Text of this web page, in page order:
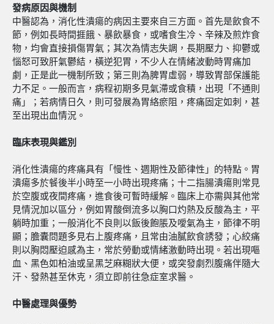
發病原因與機制
中醫認為，消化性潰瘍的病因主要來自三方面。首先是飲食不
節，例如長時間捱餓、暴飲暴食，或嗜食生冷、辛辣及煎炸食
物，均會直接損傷胃氣；其次為情志失調，長期壓力、抑鬱或
惱怒可致肝氣鬱結，橫逆犯胃，不少人在情緒波動時胃痛加
劇，正是此一機制所致；第三則為脾胃虛弱，導致胃部保護能
力不足。一般而言，病程初期多見氣滯或食積，出現「不通則
痛」；若病情日久，則可發展為胃絡瘀阻，疼痛固定如刺，甚
至出現出血情況。
臨床表現與鑑別
消化性潰瘍的疼痛具有「慢性、週期性及節律性」的特點。胃
潰瘍多於餐後半小時至一小時出現疼痛；十二指腸潰瘍則常見
於空腹或夜間疼痛，進食後可暫時緩解。臨床上亦需與其他常
見情況加以區分，例如胃酸倒流多以胸口灼熱及反酸為主，平
躺時加重；一般消化不良則以飯後飽脹及噯氣為主，節律不明
顯；膽囊問題多見右上腹疼痛，且常由油膩飲食誘發；心絞痛
則以胸悶壓迫感為主，常於勞動或情緒激動時出現。若出現嘔
血、黑色如柏油或呈黑芝麻糊狀大便，或突發劇烈腹痛伴隨大
汗、發熱甚至休克，須立即前往急症室求醫。
中醫處理與優勢